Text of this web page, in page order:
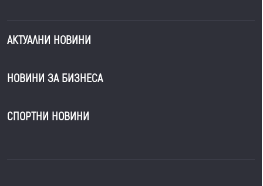
АКТУАЛНИ НОВИНИ
НОВИНИ ЗА БИЗНЕСА
СПОРТНИ НОВИНИ